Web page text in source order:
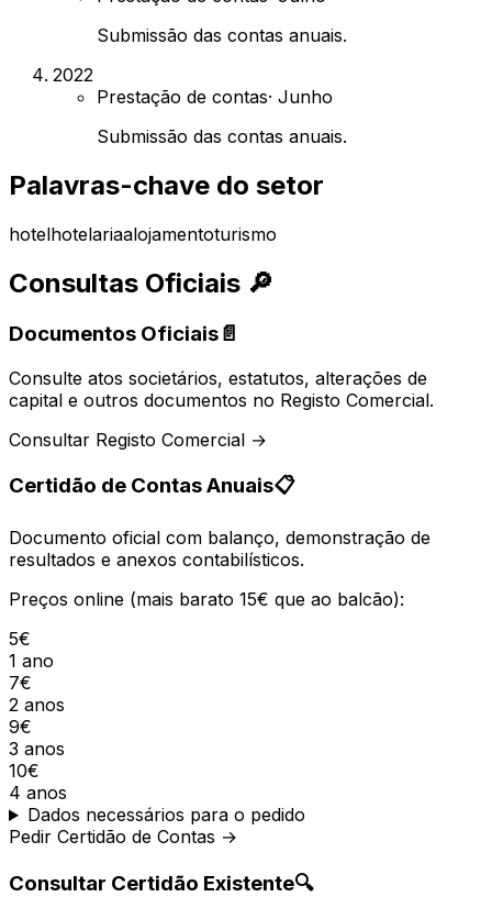
Submissão das contas anuais.
2022
Prestação de contas· Junho
Submissão das contas anuais.
Palavras-chave do setor
hotelhotelariaalojamentoturismo
Consultas Oficiais 🔎
Documentos Oficiais📄
Consulte atos societários, estatutos, alterações de
capital e outros documentos no Registo Comercial.
Consultar Registo Comercial →
Certidão de Contas Anuais📋
Documento oficial com balanço, demonstração de
resultados e anexos contabilísticos.
Preços online (mais barato 15€ que ao balcão):
5€
1 ano
7€
2 anos
9€
3 anos
10€
4 anos
Dados necessários para o pedido
Pedir Certidão de Contas →
Consultar Certidão Existente🔍